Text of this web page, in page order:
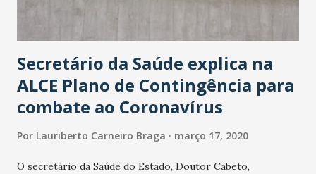
Secretário da Saúde explica na
ALCE Plano de Contingência para
combate ao Coronavírus
Por Lauriberto Carneiro Braga março 17, 2020
O secretário da Saúde do Estado, Doutor Cabeto,